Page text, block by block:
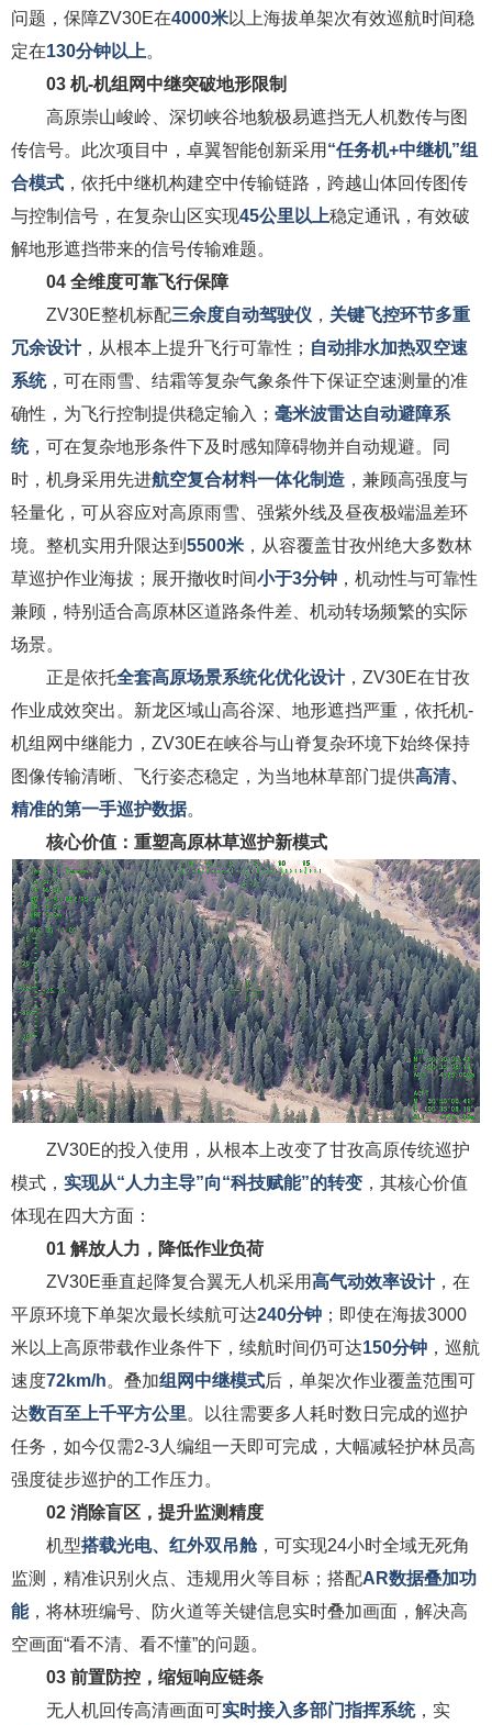
问题，保障ZV30E在4000米以上海拔单架次有效巡航时间稳
定在130分钟以上。
03 机-机组网中继突破地形限制
高原崇山峻岭、深切峡谷地貌极易遮挡无人机数传与图
传信号。此次项目中，卓翼智能创新采用 “任务机+中继机”组
合模式 ，依托中继机构建空中传输链路，跨越山体回传图传
与控制信号，在复杂山区实现45公里以上稳定通讯，有效破
解地形遮挡带来的信号传输难题。
04 全维度可靠飞行保障
ZV30E整机标配三余度自动驾驶仪 ， 关键飞控环节多重
冗余设计，从根本上提升飞行可靠性； 自动排水加热双空速
系统，可在雨雪、结霜等复杂气象条件下保证空速测量的准
确性，为飞行控制提供稳定输入； 毫米波雷达自动避障系
统，可在复杂地形条件下及时感知障碍物并自动规避。同
时，机身采用先进航空复合材料一体化制造 ，兼顾高强度与
轻量化，可从容应对高原雨雪、强紫外线及昼夜极端温差环
境。整机实用升限达到 5500米 ，从容覆盖甘孜州绝大多数林
草巡护作业海拔；展开撤收时间小于3分钟 ，机动性与可靠性
兼顾，特别适合高原林区道路条件差、机动转场频繁的实际
场景。
正是依托全套高原场景系统化优化设计，ZV30E在甘孜
作业成效突出。新龙区域山高谷深、地形遮挡严重，依托机-
机组网中继能力，ZV30E在峡谷与山脊复杂环境下始终保持
图像传输清晰、飞行姿态稳定，为当地林草部门提供高清、
精准的第一手巡护数据。
核心价值：重塑高原林草巡护新模式
ZV30E的投入使用，从根本上改变了甘孜高原传统巡护
模式， 实现从“人力主导”向“科技赋能”的转变 ，其核心价值
体现在四大方面：
01 解放人力，降低作业负荷
ZV30E垂直起降复合翼无人机采用高气动效率设计，在
平原环境下单架次最长续航可达240分钟 ；即使在海拔3000
米以上高原带载作业条件下，续航时间仍可达150分钟 ，巡航
速度72km/h。叠加组网中继模式后，单架次作业覆盖范围可
达数百至上千平方公里。以往需要多人耗时数日完成的巡护
任务，如今仅需2-3人编组一天即可完成，大幅减轻护林员高
强度徒步巡护的工作压力。
02 消除盲区，提升监测精度
机型搭载光电、红外双吊舱，可实现24小时全域无死角
监测，精准识别火点、违规用火等目标；搭配AR数据叠加功
能，将林班编号、防火道等关键信息实时叠加画面，解决高
空画面“看不清、看不懂”的问题。
03 前置防控，缩短响应链条
无人机回传高清画面可实时接入多部门指挥系统，实